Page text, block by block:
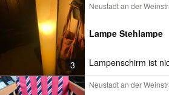
3
Neustadt an der
Lampe Stehlampe
Lampenschirm ist
Neustadt an der